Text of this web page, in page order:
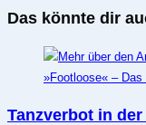
Das könnte dir
Tanzverbot in